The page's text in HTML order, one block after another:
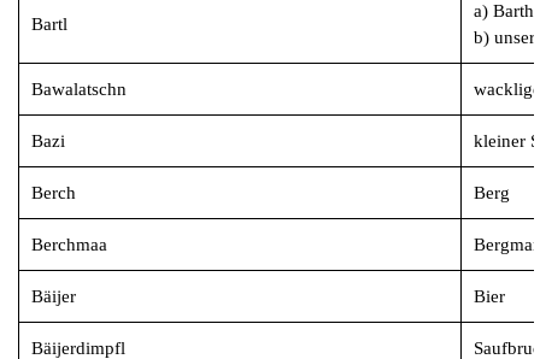
Bartl
a)
b)
Bawalatschn
Bazi kleiner
Berch Berg
Berchmaa
Bäijer Bier
Bäijerdimpfl